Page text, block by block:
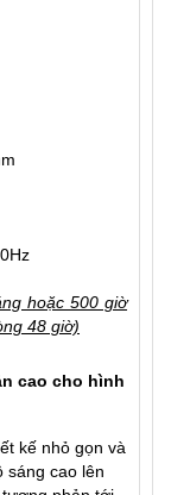
hoặc 500 giờ
48 giờ)
cao cho hình
kế nhỏ gọn và
sáng cao lên